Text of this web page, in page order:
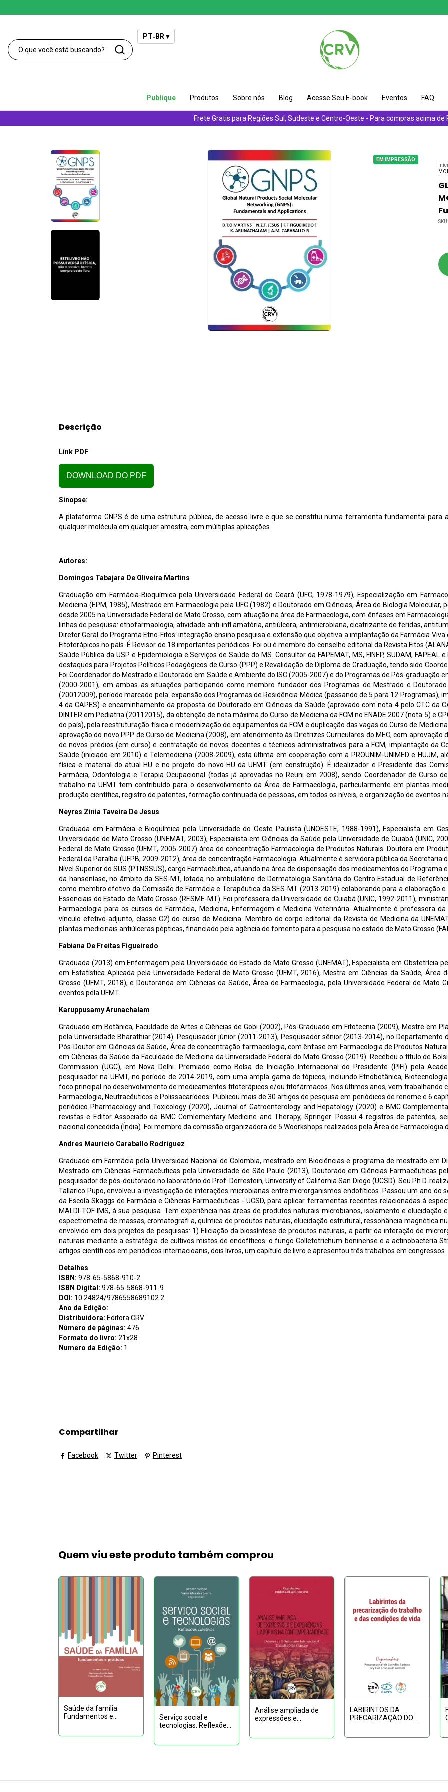
Frete Gratis para Regiões Sul, Sudeste e Centro-Oeste - Para compras acima de
Publique Produtos Sobre nós Blog Acesse Seu E-book Eventos FAQ
PT‑BR ▾
EM IMPRESSÃO
SKU:
Descrição
Link PDF
DOWNLOAD DO PDF
Sinopse:
A plataforma GNPS é de uma estrutura pública, de acesso livre e que se constitui numa ferramenta fundamental para
qualquer molécula em qualquer amostra, com múltiplas aplicações.
Autores:
Domingos Tabajara De Oliveira Martins
Graduação em Farmácia-Bioquímica pela Universidade Federal do Ceará (UFC, 1978-1979), Especialização em
Medicina (EPM, 1985), Mestrado em Farmacologia pela UFC (1982) e Doutorado em Ciências, Área de Biologia Molecular,
desde 2005 na Universidade Federal de Mato Grosso, com atuação na área de Farmacologia, com ênfases em
linhas de pesquisa: etnofarmaologia, atividade anti-infl amatória, antiúlcera, antimicrobiana, cicatrizante de feridas,
Diretor Geral do Programa Etno-Fitos: integração ensino pesquisa e extensão que objetiva a implantação da Farmácia
Fitoterápicos no país. É Revisor de 18 importantes periódicos. Foi ou é membro do conselho editorial da Revista Fitos
Saúde Pública da USP e Epidemiologia e Serviços de Saúde do MS. Consultor da FAPEMAT, MS, FINEP, SUDAM, FAPEAL
destaques para Projetos Políticos Pedagógicos de Curso (PPP) e Revalidação de Diploma de Graduação, tendo sido
Foi Coordenador do Mestrado e Doutorado em Saúde e Ambiente do ISC (2005-2007) e do Programas de Pós-graduação
(2000-2001), em ambas as situações participando como membro fundador dos Programas de Mestrado e
(20012009), período marcado pela: expansão dos Programas de Residência Médica (passando de 5 para 12 Programas),
4 da CAPES) e encaminhamento da proposta de Doutorado em Ciências da Saúde (aprovado com nota 4 pelo CTC da
DINTER em Pediatria (20112015), da obtenção de nota máxima do Curso de Medicina da FCM no ENADE 2007 (nota 5) e
do país), pela reestruturação física e modernização de equipamentos da FCM e duplicação das vagas do Curso de
aprovação do novo PPP de Curso de Medicina (2008), em atendimento às Diretrizes Curriculares do MEC, com aprovação
de novos prédios (em curso) e contratação de novos docentes e técnicos administrativos para a FCM, implantação da
Saúde (iniciado em 2010) e Telemedicina (2008-2009), esta última em cooperação com a PROUNIM-UNIMED e HUJM,
física e material do atual HU e no projeto do novo HU da UFMT (em construção). É idealizador e Presidente das
Farmácia, Odontologia e Terapia Ocupacional (todas já aprovadas no Reuni em 2008), sendo Coordenador de Curso
trabalho na UFMT tem contribuído para o desenvolvimento da Área de Farmacologia, particularmente em plantas
produção científica, registro de patentes, formação continuada de pessoas, em todos os níveis, e organização de eventos
Neyres Zínia Taveira De Jesus
Graduada em Farmácia e Bioquímica pela Universidade do Oeste Paulista (UNOESTE, 1988-1991), Especialista em
Universidade de Mato Grosso (UNEMAT, 2003), Especialista em Ciências da Saúde pela Universidade de Cuiabá (UNIC,
Federal de Mato Grosso (UFMT, 2005-2007) área de concentração Farmacologia de Produtos Naturais. Doutora em
Federal da Paraíba (UFPB, 2009-2012), área de concentração Farmacologia. Atualmente é servidora pública da Secretaria
Nível Superior do SUS (PTNSSUS), cargo Farmacêutica, atuando na área de dispensação dos medicamentos do
da hanseníase, no âmbito da SES-MT, lotada no ambulatório de Dermatologia Sanitária do Centro Estadual de
como membro efetivo da Comissão de Farmácia e Terapêutica da SES-MT (2013-2019) colaborando para a elaboração
Essenciais do Estado de Mato Grosso (RESME-MT). Foi professora da Universidade de Cuiabá (UNIC, 1992-2011),
Farmacologia para os cursos de Farmácia, Medicina, Enfermagem e Medicina Veterinária. Atualmente é professora da
vínculo efetivo-adjunto, classe C2) do curso de Medicina. Membro do corpo editorial da Revista de Medicina da
plantas medicinais antiúlceras pépticas, financiado pela agência de fomento para a pesquisa no estado de Mato Grosso
Fabiana De Freitas Figueiredo
Graduada (2013) em Enfermagem pela Universidade do Estado de Mato Grosso (UNEMAT), Especialista em Obstetrícia
em Estatística Aplicada pela Universidade Federal de Mato Grosso (UFMT, 2016), Mestra em Ciências da Saúde, Área
Grosso (UFMT, 2018), e Doutoranda em Ciências da Saúde, Área de Farmacologia, pela Universidade Federal de Mato
eventos pela UFMT.
Karuppusamy Arunachalam
Graduado em Botânica, Faculdade de Artes e Ciências de Gobi (2002), Pós-Graduado em Fitotecnia (2009), Mestre em
pela Universidade Bharathiar (2014). Pesquisador júnior (2011-2013), Pesquisador sênior (2013-2014), no Departamento
Pós-Doutor em Ciências da Saúde, Área de concentração farmacologia, com ênfase em Farmacologia de Produtos
em Ciências da Saúde da Faculdade de Medicina da Universidade Federal do Mato Grosso (2019). Recebeu o título de
Commission (UGC), em Nova Delhi. Premiado como Bolsa de Iniciação Internacional do Presidente (PIFI) pela
pesquisador na UFMT, no período de 2014-2019, com uma ampla gama de tópicos, incluindo Etnobotânica,
foco principal no desenvolvimento de medicamentos fitoterápicos e/ou fitofármacos. Nos últimos anos, vem trabalhando
Farmacologia, Neutracêuticos e Polissacarídeos. Publicou mais de 30 artigos de pesquisa em periódicos de renome e 6
periódico Pharmacology and Toxicology (2020), Journal of Gatroenterology and Hepatology (2020) e BMC
revistas e Editor Associado da BMC Comlementary Medicine and Therapy, Springer. Possui 4 registros de patentes,
nacional concedida (Índia). Foi membro da comissão organizadora de 5 Woorkshops realizados pela Área de Farmacologia
Andres Mauricio Caraballo Rodriguez
Graduado em Farmácia pela Universidad Nacional de Colombia, mestrado em Biociências e programa de mestrado em
Mestrado em Ciências Farmacêuticas pela Universidade de São Paulo (2013), Doutorado em Ciências Farmacêuticas
pesquisador de pós-doutorado no laboratório do Prof. Dorrestein, University of California San Diego (UCSD). Seu Ph.D.
Tallarico Pupo, envolveu a investigação de interações microbianas entre microrganismos endofíticos. Passou um ano do
da Escola Skaggs de Farmácia e Ciências Farmacêuticas - UCSD, para aplicar ferramentas recentes relacionadas à
MALDI-TOF IMS, à sua pesquisa. Tem experiência nas áreas de produtos naturais microbianos, isolamento e
espectrometria de massas, cromatografi a, química de produtos naturais, elucidação estrutural, ressonância magnética
envolvido em dois projetos de pesquisas: 1) Eliciação da biossíntese de produtos naturais, a partir da interação de
naturais mediante a estratégia de cultivos mistos de endofíticos: o fungo Colletotrichum boninense e a actinobacteria
artigos científi cos em periódicos internacioanis, dois livros, um capítulo de livro e apresentou três trabalhos em congressos.
Detalhes
ISBN: 978-65-5868-910-2
ISBN Digital: 978-65-5868-911-9
DOI: 10.24824/9786558689102.2
Ano da Edição:
Distribuidora: Editora CRV
Número de páginas: 476
Formato do livro: 21x28
Numero da Edição: 1
Compartilhar
Facebook Twitter Pinterest
Quem viu este produto também comprou
Saúde da família:
Fundamentos e
Serviço social e
tecnologias: Reflexões
Análise ampliada de
expressões e
LABIRINTOS DA
PRECARIZAÇÃO DO